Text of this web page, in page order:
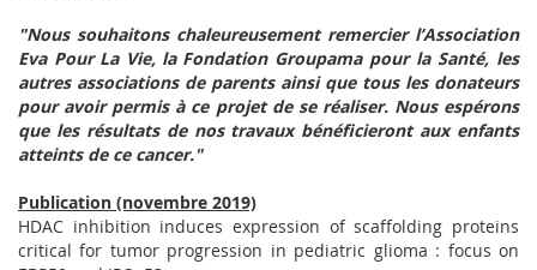
"Nous souhaitons chaleureusement remercier l’Association
Eva Pour La Vie, la Fondation Groupama pour la Santé, les
autres associations de parents ainsi que tous les donateurs
pour avoir permis à ce projet de se réaliser. Nous espérons
que les résultats de nos travaux bénéficieront aux enfants
atteints de ce cancer."
Publication (novembre 2019)
HDAC inhibition induces expression of scaffolding proteins
critical for tumor progression in pediatric glioma : focus on